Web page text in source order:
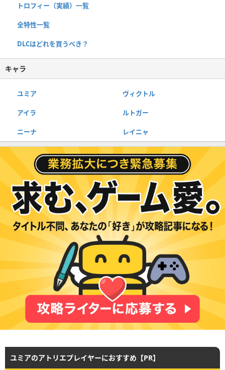
トロフィー（実績）一覧
全特性一覧
DLCはどれを買うべき？
キャラ
ユミア ヴィクトル
アイラ ルトガー
ニーナ レイニャ
ユミアのアトリエプレイヤーにおすすめ【PR】